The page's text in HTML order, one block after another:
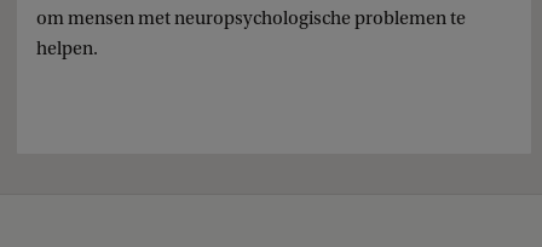
om mensen met neuropsychologische problemen te
helpen.